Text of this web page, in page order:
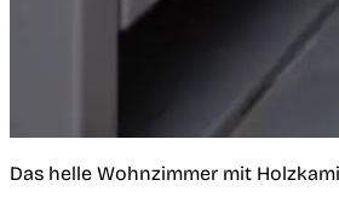
Das helle Wohnzimmer mit